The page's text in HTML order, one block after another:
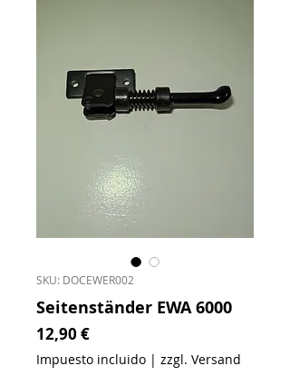
SKU: DOCEWER002
Seitenständer EWA 6000
12,90 €Precio
Impuesto incluido | zzgl. Versand